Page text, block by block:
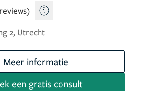
2, Utrecht
Meer informatie
een gratis consult